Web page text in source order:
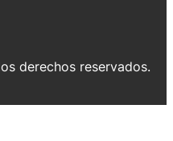
derechos reservados.